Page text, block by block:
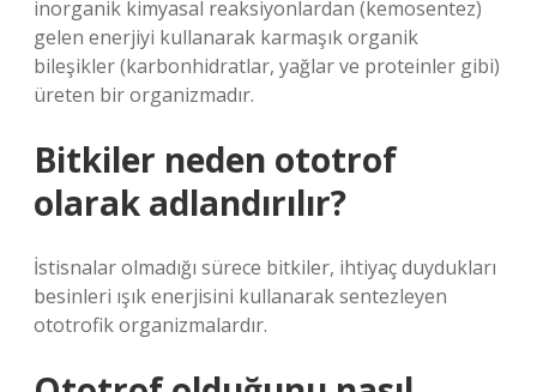
inorganik kimyasal reaksiyonlardan (kemosentez)
gelen enerjiyi kullanarak karmaşık organik
bileşikler (karbonhidratlar, yağlar ve proteinler gibi)
üreten bir organizmadır.
Bitkiler neden ototrof
olarak adlandırılır?
İstisnalar olmadığı sürece bitkiler, ihtiyaç duydukları
besinleri ışık enerjisini kullanarak sentezleyen
ototrofik organizmalardır.